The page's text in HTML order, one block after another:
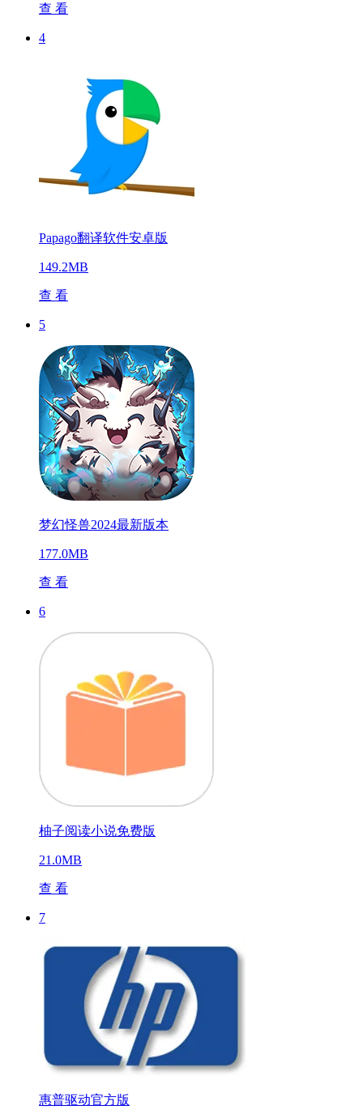
查 看
4
Papago翻译软件安卓版
149.2MB
查 看
5
梦幻怪兽2024最新版本
177.0MB
查 看
6
柚子阅读小说免费版
21.0MB
查 看
7
惠普驱动官方版